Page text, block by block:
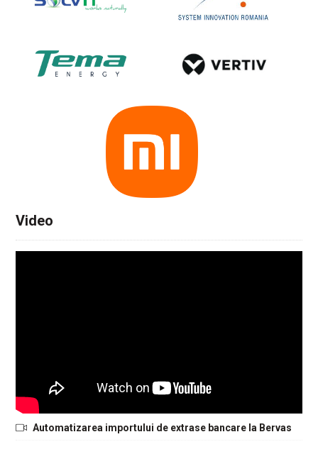
Video
Automatizarea importului de extrase bancare la Bervas